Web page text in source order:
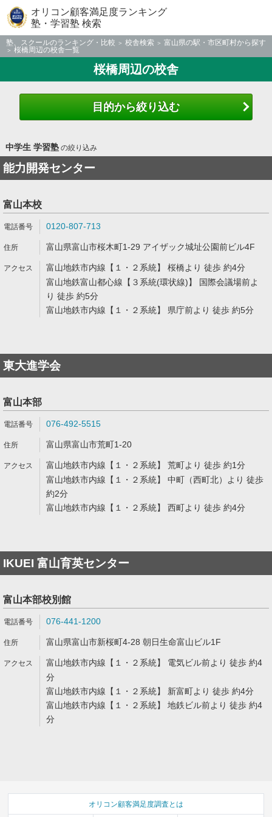
オリコン顧客満足度ランキング
塾・学習塾 検索
塾、スクールのランキング・比較 校舎検索
富山県の駅・市区町村から探す
桜橋周辺の校舎一覧
桜橋周辺の校舎
目的から絞り込む
中学生 学習塾の絞り込み
能力開発センター
富山本校
0120-807-713
富山県富山市桜木町1-29 アイザック城址公園前ビル4F
富山地鉄市内線【１・２系統】 桜橋より 徒歩 約4分
富山地鉄富山都心線【３系統(環状線)】 国際会議場前よ
り 徒歩 約5分
富山地鉄市内線【１・２系統】 県庁前より 徒歩 約5分
東大進学会
富山本部
076-492-5515
富山県富山市荒町1-20
富山地鉄市内線【１・２系統】 荒町より 徒歩 約1分
富山地鉄市内線【１・２系統】 中町（西町北）より 徒歩
約2分
富山地鉄市内線【１・２系統】 西町より 徒歩 約4分
IKUEI 富山育英センター
富山本部校別館
076-441-1200
富山県富山市新桜町4-28 朝日生命富山ビル1F
富山地鉄市内線【１・２系統】 電気ビル前より 徒歩 約4
分
富山地鉄市内線【１・２系統】 新富町より 徒歩 約4分
富山地鉄市内線【１・２系統】 地鉄ビル前より 徒歩 約4
分
オリコン顧客満足度調査とは